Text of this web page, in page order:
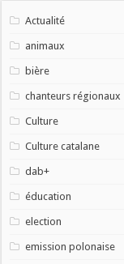
Actualité
animaux
bière
chanteurs régionaux
Culture
Culture catalane
dab+
éducation
election
emission polonaise